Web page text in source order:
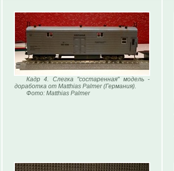
Кадр 4. Слегка "состаренная" модель -
доработка от Matthias Palmer (Германия).
Фото: Matthias Palmer